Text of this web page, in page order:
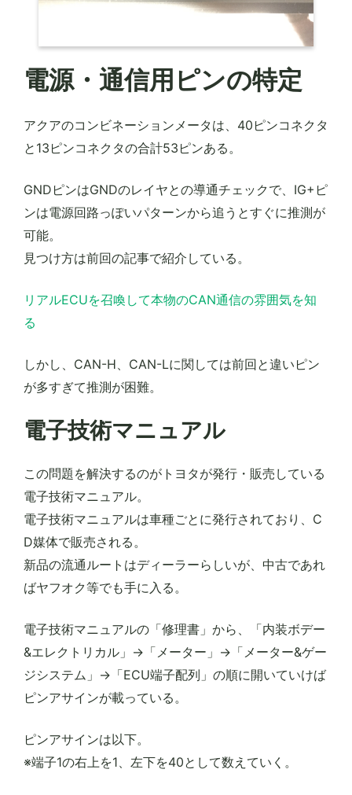
電源・通信用ピンの特定
アクアのコンビネーションメータは、40ピンコネクタ
と13ピンコネクタの合計53ピンある。
GNDピンはGNDのレイヤとの導通チェックで、IG+ピ
ンは電源回路っぽいパターンから追うとすぐに推測が
可能。
見つけ方は前回の記事で紹介している。
リアルECUを召喚して本物のCAN通信の雰囲気を知
る
しかし、CAN-H、CAN-Lに関しては前回と違いピン
が多すぎて推測が困難。
電子技術マニュアル
この問題を解決するのがトヨタが発行・販売している
電子技術マニュアル。
電子技術マニュアルは車種ごとに発行されており、C
D媒体で販売される。
新品の流通ルートはディーラーらしいが、中古であれ
ばヤフオク等でも手に入る。
電子技術マニュアルの「修理書」から、「内装ボデー
&エレクトリカル」→「メーター」→「メーター&ゲー
ジシステム」→「ECU端子配列」の順に開いていけば
ピンアサインが載っている。
ピンアサインは以下。
※端子1の右上を1、左下を40として数えていく。